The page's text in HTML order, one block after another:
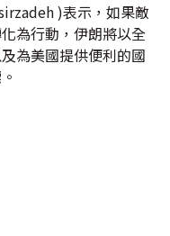
)表示，如果敵
為行動，伊朗將以全
為美國提供便利的國